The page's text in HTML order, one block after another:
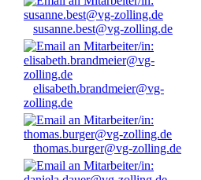
susanne.best@vg-zolling.de
elisabeth.brandmeier@vg-
zolling.de
thomas.burger@vg-zolling.de